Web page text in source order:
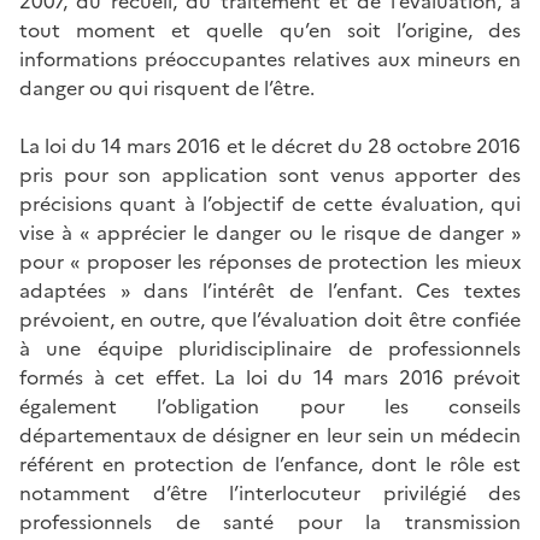
tout moment et quelle qu’en soit l’origine, des
informations préoccupantes relatives aux mineurs en
danger ou qui risquent de l’être.
La loi du 14 mars 2016 et le décret du 28 octobre 2016
pris pour son application sont venus apporter des
précisions quant à l’objectif de cette évaluation, qui
vise à « apprécier le danger ou le risque de danger »
pour « proposer les réponses de protection les mieux
adaptées » dans l’intérêt de l’enfant. Ces textes
prévoient, en outre, que l’évaluation doit être confiée
à une équipe pluridisciplinaire de professionnels
formés à cet effet. La loi du 14 mars 2016 prévoit
également l’obligation pour les conseils
départementaux de désigner en leur sein un médecin
référent en protection de l’enfance, dont le rôle est
notamment d’être l’interlocuteur privilégié des
professionnels de santé pour la transmission